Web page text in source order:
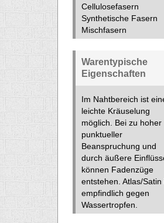
Cellulosefasern
Synthetische Fasern
Mischfasern
Warentypische
Eigenschaften
Im Nahtbereich ist
leichte Kräuselung
möglich. Bei zu hoher
punktueller
Beanspruchung und
durch äußere
können Fadenzüge
entstehen. Atlas/Satin
empfindlich gegen
Wassertropfen.